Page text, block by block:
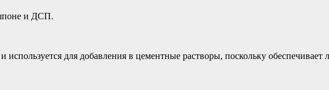
и ДСП.
используется для добавления в цементные растворы, поскольку